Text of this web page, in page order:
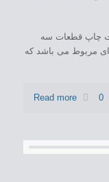
چاپ قطعات سه
مربوط می باشد که
0
Read more